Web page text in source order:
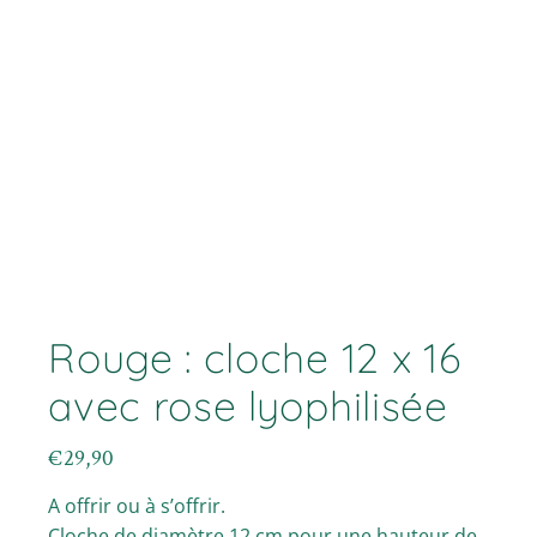
Rouge : cloche 12 x 16
avec rose lyophilisée
€29,90
A offrir ou à s’offrir.